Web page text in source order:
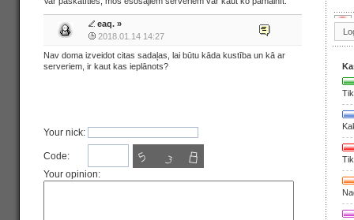
eaq. »
2018.01.14 14:27
Nav doma izveidot citas sadaļas, lai būtu kāda kustība un kā ar
serveriem, ir kaut kas ieplānots?
Your nick:
Code:
Your opinion: